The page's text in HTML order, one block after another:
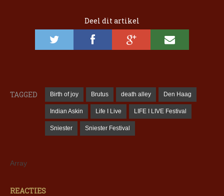
Deel dit artikel
TAGGED Birth of joy Brutus death alley Den Haag
Indian Askin Life I Live LIFE I LIVE Festival
Sniester Sniester Festival
Array
REACTIES